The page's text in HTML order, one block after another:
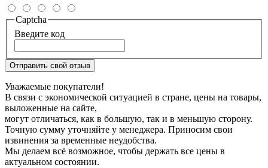
Captcha
Введите код
Отправить свой отзыв
Уважаемые покупатели!
В связи с экономической ситуацией в стране, цены на товары,
выложенные на сайте,
могут отличаться, как в большую, так и в меньшую сторону.
Точную сумму уточняйте у менеджера. Приносим свои
извинения за временные неудобства.
Мы делаем всё возможное, чтобы держать все цены в
актуальном состоянии.